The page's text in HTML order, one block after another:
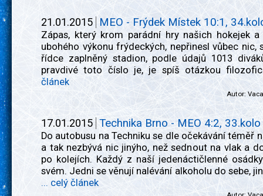
21.01.2015 MEO - Frýdek Místek 10:1,
Zápas, který krom parádní hry našich hokejek a
ubohého výkonu frýdeckých, nepřinesl vůbec nic,
řídce zaplněný stadion, podle údajů 1013
pravdivé toto číslo je, je spíš otázkou
článek
Autor: Vaca
17.01.2015 Technika Brno - MEO 4:2, 33.kolo
Do autobusu na Techniku se dle očekávání téměř
a tak nezbývá nic jinýho, než sednout na vlak a
po kolejích. Každý z naší jedenáctičlenné
svém. Jedni se věnují nalévání alkoholu do sebe,
... celý článek